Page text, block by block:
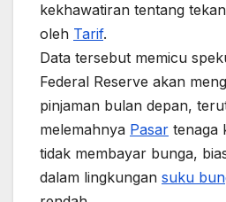
kekhawatiran tentang
oleh Tarif.
Data tersebut memicu
Federal Reserve akan
pinjaman bulan depan,
melemahnya Pasar tenaga
tidak membayar bunga,
dalam lingkungan suku